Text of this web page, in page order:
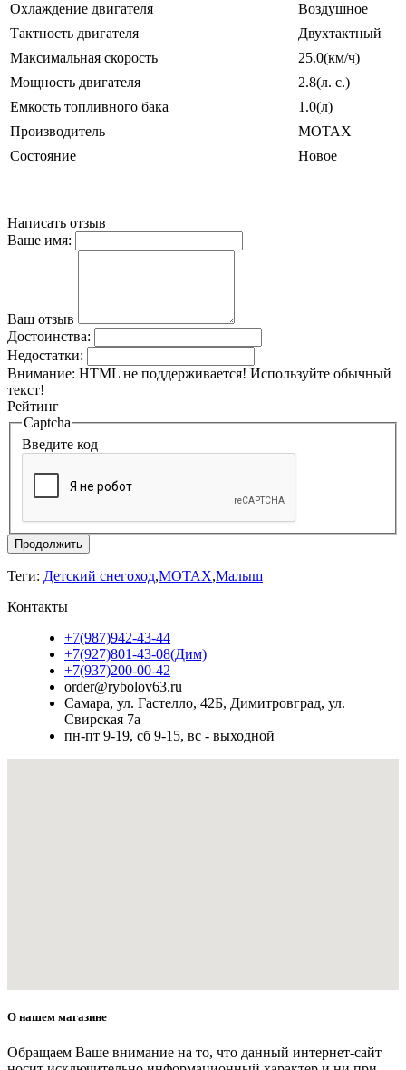
Охлаждение двигателя
Воздушное
Тактность двигателя
Двухтактный
Максимальная скорость
25.0(км/ч)
Мощность двигателя
2.8(л. с.)
Емкость топливного бака
1.0(л)
Производитель
MOTAX
Состояние
Новое
Написать отзыв
Ваше имя:
Ваш отзыв
Достоинства:
Недостатки:
Внимание: HTML не поддерживается! Используйте обычный
текст!
Рейтинг
Captcha
Введите код
Продолжить
Теги: Детский снегоход,MOTAX,Малыш
Контакты
+7(987)942-43-44
+7(927)801-43-08(Дим)
+7(937)200-00-42
order@rybolov63.ru
Самара, ул. Гастелло, 42Б, Димитровград, ул.
Свирская 7а
пн-пт 9-19, сб 9-15, вс - выходной
О нашем магазине
Обращаем Ваше внимание на то, что данный интернет-сайт